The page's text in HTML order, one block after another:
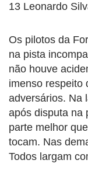
13 Leonardo
Os pilotos da
na pista
não houve
imenso respeito
adversários. Na
após disputa na
parte melhor
tocam. Nas
Todos largam